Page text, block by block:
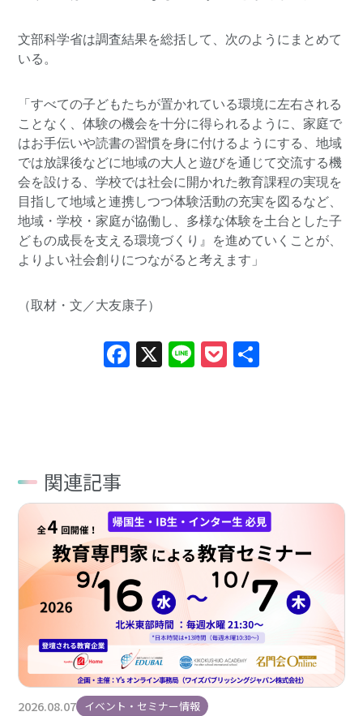
文部科学省は調査結果を総括して、次のようにまとめて
いる。
「すべての子どもたちが置かれている環境に左右される
ことなく、体験の機会を十分に得られるように、家庭で
はお手伝いや読書の習慣を身に付けるようにする、地域
では放課後などに地域の大人と遊びを通じて交流する機
会を設ける、学校では社会に開かれた教育課程の実現を
目指して地域と連携しつつ体験活動の充実を図るなど、
地域・学校・家庭が協働し、多様な体験を土台とした子
どもの成長を支える環境づくり』を進めていくことが、
よりよい社会創りにつながると考えます」
（取材・文／大友康子）
Facebook
X LinePocket
関連記事
2026.08.07 イベント・セミナー情報